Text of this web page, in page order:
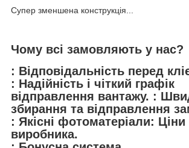
Супер зменшена конструкція...
Чому всі замовляють у нас?
: Відповідальність перед
: Надійність і чіткий графік
відправлення вантажу. :
збирання та відправлення
: Якісні фотоматеріали: Ціни
виробника.